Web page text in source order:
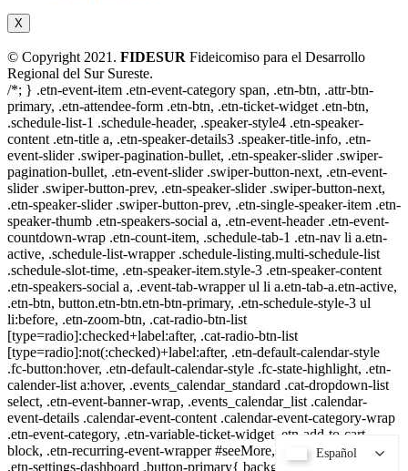
X
© Copyright 2021. FIDESUR Fideicomiso para el Desarrollo
Regional del Sur Sureste.
Español
/*; } .etn-event-item .etn-event-category span, .etn-btn, .attr-btn-
primary, .etn-attendee-form .etn-btn, .etn-ticket-widget .etn-btn,
.schedule-list-1 .schedule-header, .speaker-style4 .etn-speaker-
content .etn-title a, .etn-speaker-details3 .speaker-title-info, .etn-
event-slider .swiper-pagination-bullet, .etn-speaker-slider .swiper-
pagination-bullet, .etn-event-slider .swiper-button-next, .etn-event-
slider .swiper-button-prev, .etn-speaker-slider .swiper-button-next,
.etn-speaker-slider .swiper-button-prev, .etn-single-speaker-item .etn-
speaker-thumb .etn-speakers-social a, .etn-event-header .etn-event-
countdown-wrap .etn-count-item, .schedule-tab-1 .etn-nav li a.etn-
active, .schedule-list-wrapper .schedule-listing.multi-schedule-list
.schedule-slot-time, .etn-speaker-item.style-3 .etn-speaker-content
.etn-speakers-social a, .event-tab-wrapper ul li a.etn-tab-a.etn-active,
.etn-btn, button.etn-btn.etn-btn-primary, .etn-schedule-style-3 ul
li:before, .etn-zoom-btn, .cat-radio-btn-list
[type=radio]:checked+label:after, .cat-radio-btn-list
[type=radio]:not(:checked)+label:after, .etn-default-calendar-style
.fc-button:hover, .etn-default-calendar-style .fc-state-highlight, .etn-
calender-list a:hover, .events_calendar_standard .cat-dropdown-list
select, .etn-event-banner-wrap, .events_calendar_list .calendar-
event-details .calendar-event-content .calendar-event-category-wrap
.etn-event-category, .etn-variable-ticket-widget .etn-add-to-cart-
block, .etn-recurring-event-wrapper #seeMore, .more-event-tag,
.etn-settings-dashboard .button-primary{ background-color:
Español